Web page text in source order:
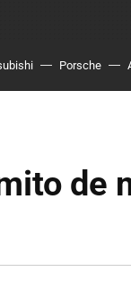
Porsche
de